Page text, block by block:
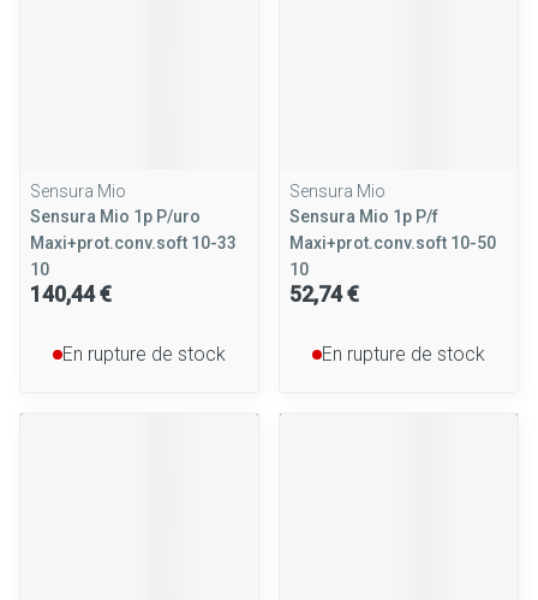
Sensura Mio
Sensura Mio 1p P/uro
Maxi+prot.conv.soft 10-33
10
140,44 €
En rupture de stock
Sensura Mio
Sensura Mio 1p P/f
Maxi+prot.conv.soft 10-50
10
52,74 €
En rupture de stock